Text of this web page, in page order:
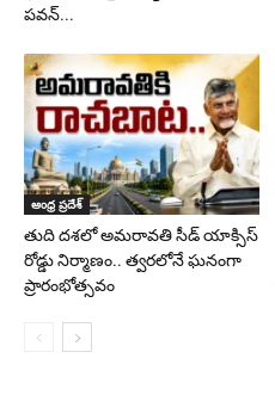
పవన్...
ఆంధ్ర ప్రదేశ్
తుది దశలో అమరావతి సీడ్ యాక్సిస్
రోడ్డు నిర్మాణం.. త్వరలోనే ఘనంగా
ప్రారంభోత్సవం